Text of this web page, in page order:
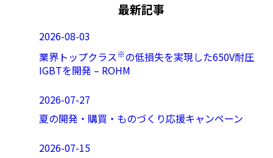
最新記事
2026-08-03
業界トップクラス ※の低損失を実現した650V耐圧
IGBTを開発 – ROHM
2026-07-27
夏の開発・購買・ものづくり応援キャンペーン
2026-07-15